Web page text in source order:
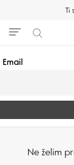
Ti
Email
Ne želim